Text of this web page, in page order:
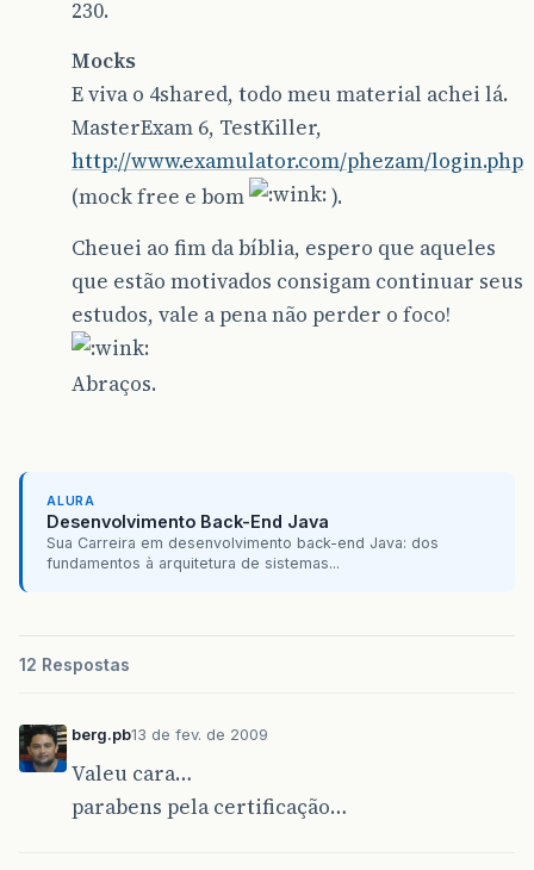
230.
Mocks
E viva o 4shared, todo meu material achei lá.
MasterExam 6, TestKiller,
http://www.examulator.com/phezam/login.php
(mock free e bom
).
Cheuei ao fim da bíblia, espero que aqueles
que estão motivados consigam continuar seus
estudos, vale a pena não perder o foco!
Abraços.
ALURA
Desenvolvimento Back-End Java
Sua Carreira em desenvolvimento back-end Java: dos
fundamentos à arquitetura de sistemas...
12 Respostas
berg.pb13 de fev. de 2009
Valeu cara…
parabens pela certificação…